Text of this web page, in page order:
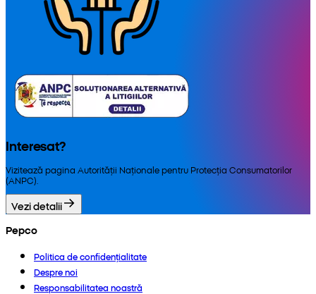
Interesat?
Vizitează pagina Autorității Naționale pentru Protecția Consumatorilor
(ANPC).
Vezi detalii
Pepco
Politica de confidențialitate
Despre noi
Responsabilitatea noastră